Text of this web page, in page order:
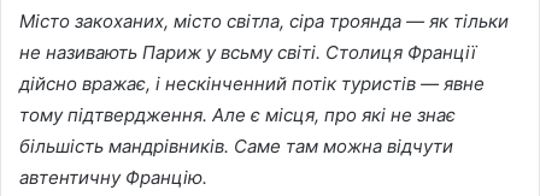
Місто закоханих, місто світла, сіра троянда — як тільки
не називають Париж у всьму світі. Столиця Франції
дійсно вражає, і нескінченний потік туристів — явне
тому підтвердження. Але є місця, про які не знає
більшість мандрівників. Саме там можна відчути
автентичну Францію.